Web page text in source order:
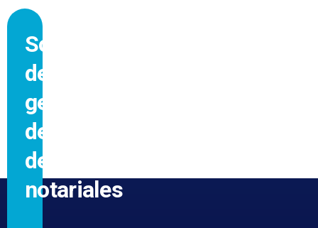
Software
de
gestión
de
despachos
notariales